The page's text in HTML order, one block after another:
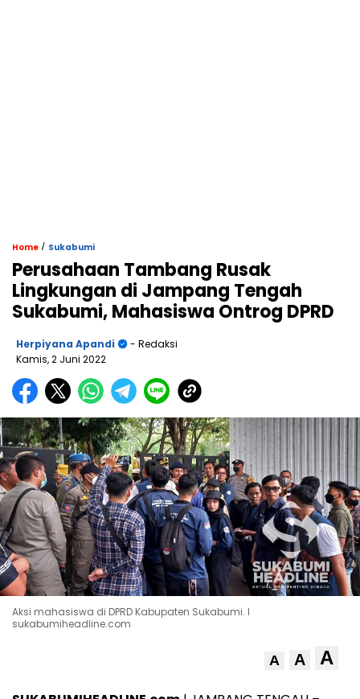
Home / Sukabumi
Perusahaan Tambang Rusak
Lingkungan di Jampang Tengah
Sukabumi, Mahasiswa Ontrog DPRD
Herpiyana Apandi
- Redaksi
Kamis, 2 Juni 2022
Aksi mahasiswa di DPRD Kabupaten Sukabumi. l
sukabumiheadline.com
A A A